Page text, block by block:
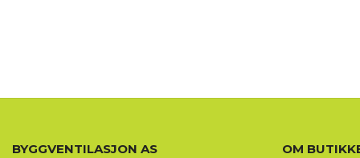
BYGGVENTILASJON AS OM